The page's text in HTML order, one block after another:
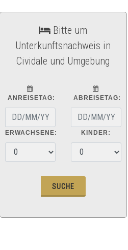
Bitte um
Unterkunftsnachweis in
Cividale und Umgebung
ANREISETAG: ABREISETAG:
ERWACHSENE: KINDER: